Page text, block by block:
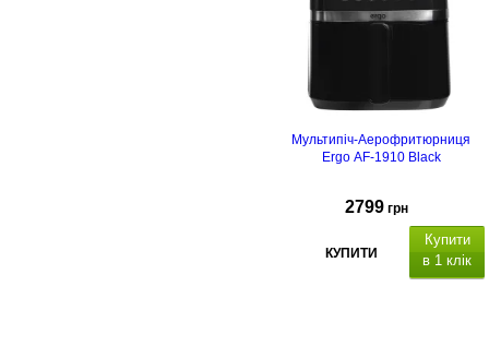
Мультипіч-Аерофритюрниця
Ergo AF-1910 Black
2799 грн
КУПИТИ
Купити
в 1 клік